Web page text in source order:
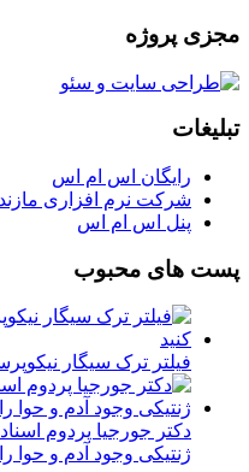
مجزی پروژه
تبلیغات
رایگان اس ام اس
شرکت نرم افزاری
پنل اس ام اس
پست های محبوب
فیلتر ترک سیگار
دکتر جورجیا پردوم
ژنتیکی وجود آدم و حوا